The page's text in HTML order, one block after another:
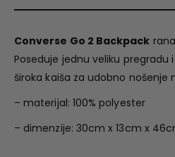
Converse Go 2 Backpack
Poseduje jednu veliku pregradu
široka kaiša za udobno nošenje
– materijal: 100% polyester
– dimenzije: 30cm x 13cm x